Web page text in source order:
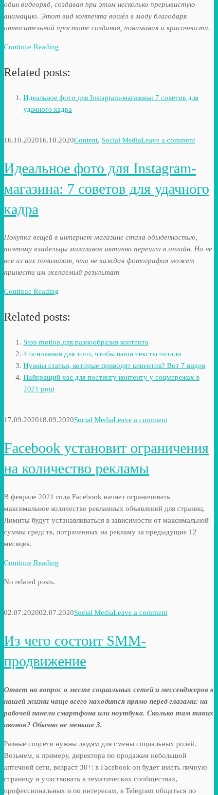
один видеоряд, создавая при этом несколько прерывистую
анимацию. Этот вид контента вошёл в моду благодаря
относительной простоте создания, понимания и красочности.
Continue Reading
Related posts:
Идеальное фото для Instagram-магазина: 7 советов для
удачного кадра
16.10.202016.10.2020Content, Social MediaLeave a comment
Идеальное фото для Instagram-
магазина: 7 советов для удачного
кадра
Покупка вещей в интернет-магазине стала обыденностью,
поэтому владельцы магазинов активно перешли в онлайн. Но не
все из них понимают, что не каждая фотография может
принести им желаемый результат.
Continue Reading
Related posts:
Stop motion для разнообразия контента
4 основания для того, чтобы ваши тексты читали
Нужны статьи, которые приводят клиентов? Вот 7 видов
Найкращий час для постингу контенту у соцмережах в
2021 році
17.09.202018.09.2020Social MediaLeave a comment
Facebook установит ограничения
на количество рекламы
В феврале 2021 года Facebook начнет ограничивать
максимальное количество рекламных объявлений для страниц.
Лимиты будут устанавливаться в зависимости от максимальной
суммы средств, потраченных на рекламу за предыдущие 12
месяцев.
Continue Reading
No related posts.
02.07.202002.07.2020Social MediaLeave a comment
Из чего состоит SMM-
продвижение
Ответ на вопрос о месте социальных сетей и мессенджеров в
нашей жизни чаще всего находится прямо перед глазами: на
рабочей панели смартфона или ноутбука. Сколько там таких
иконок? Обычно не меньше 3.
Разные соцсети нужны людям для смены социальных ролей.
Возьмем, к примеру, директора по продажам небольшой
аптечной сети, возраст 30+: в Facebook он будет иметь личную
страницу и участвовать в тематических сообществах,
профессиональных и по интересам, в Telegram общаться по